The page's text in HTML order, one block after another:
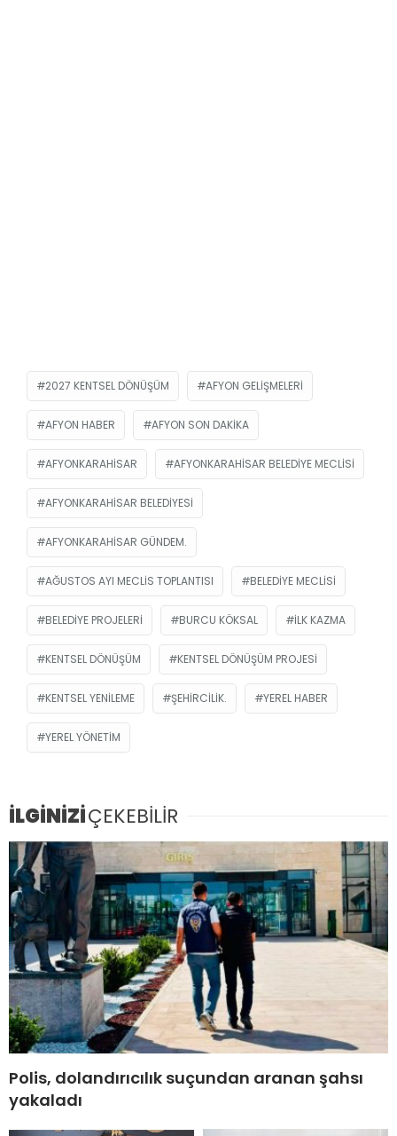
2027 KENTSEL DÖNÜŞÜM AFYON GELIŞMELERI
AFYON HABER AFYON SON DAKIKA
AFYONKARAHISAR AFYONKARAHISAR BELEDIYE MECLISI
AFYONKARAHISAR BELEDIYESI
AFYONKARAHISAR GÜNDEM.
AĞUSTOS AYI MECLIS TOPLANTISI BELEDIYE MECLISI
BELEDIYE PROJELERI BURCU KÖKSAL ILK KAZMA
KENTSEL DÖNÜŞÜM KENTSEL DÖNÜŞÜM PROJESI
KENTSEL YENILEME ŞEHIRCILIK. YEREL HABER
YEREL YÖNETIM
İLGİNİZİÇEKEBİLİR
Polis, dolandırıcılık suçundan aranan şahsı
yakaladı